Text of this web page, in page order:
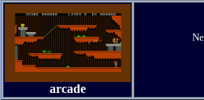
arcade